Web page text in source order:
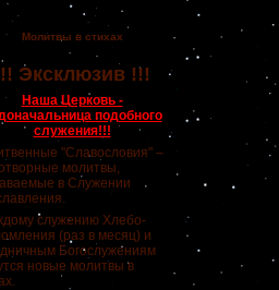
Молитвы в стихах
Эксклюзив !!!
Наша Церковь -
подобного
служения!!!
"Славословия" –
молитвы,
в Служении
служению Хлебо-
(раз в месяц) и
Богослужениям
новые молитвы в